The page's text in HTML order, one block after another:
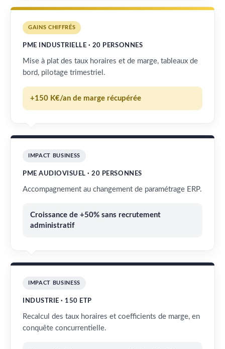
GAINS CHIFFRÉS
PME INDUSTRIELLE · 20 PERSONNES
Mise à plat des taux horaires et de marge, tableaux de
bord, pilotage trimestriel.
+150 K€/an de marge récupérée
IMPACT BUSINESS
PME AUDIOVISUEL · 20 PERSONNES
Accompagnement au changement de paramétrage ERP.
Croissance de +50% sans recrutement
administratif
IMPACT BUSINESS
INDUSTRIE · 150 ETP
Recalcul des taux horaires et coefficients de marge, en
conquête concurrentielle.